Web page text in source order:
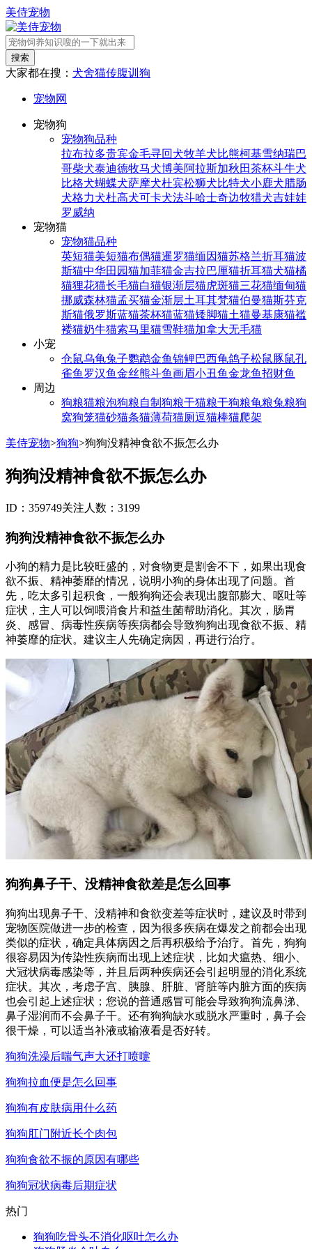
美侍宠物
搜索
大家都在搜： 犬舍猫传腹训狗
宠物网
宠物狗
宠物狗品种
拉布拉多贵宾金毛寻回犬牧羊犬比熊柯基雪纳瑞巴
哥柴犬泰迪德牧马犬博美阿拉斯加秋田茶杯斗牛犬
比格犬蝴蝶犬萨摩犬杜宾松狮犬比特犬小鹿犬腊肠
犬格力犬杜高犬可卡犬法斗哈士奇边牧猎犬吉娃娃
罗威纳
宠物猫
宠物猫品种
英短猫美短猫布偶猫暹罗猫缅因猫苏格兰折耳猫波
斯猫中华田园猫加菲猫金吉拉巴厘猫折耳猫犬猫橘
猫狸花猫长毛猫白猫银渐层猫虎斑猫三花猫缅甸猫
挪威森林猫孟买猫金渐层土耳其梵猫伯曼猫斯芬克
斯猫俄罗斯蓝猫茶杯猫蓝猫矮脚猫土猫曼基康猫褴
褛猫奶牛猫索马里猫雪鞋猫加拿大无毛猫
小宠
仓鼠乌龟兔子鹦鹉金鱼锦鲤巴西龟鸽子松鼠豚鼠孔
雀鱼 罗汉鱼金丝熊斗鱼画眉小丑鱼金龙鱼招财鱼
周边
狗粮猫粮泡狗粮自制狗粮干猫粮干狗粮龟粮兔粮狗
窝狗笼猫砂猫条猫薄荷猫厕逗猫棒猫爬架
美侍宠物>狗狗>狗狗没精神食欲不振怎么办
狗狗没精神食欲不振怎么办
ID：359749关注人数：3199
狗狗没精神食欲不振怎么办
小狗的精力是比较旺盛的，对食物更是割舍不下，如果出现食
欲不振、精神萎靡的情况，说明小狗的身体出现了问题。首
先，吃太多引起积食，一般狗狗还会表现出腹部膨大、呕吐等
症状，主人可以饲喂消食片和益生菌帮助消化。其次，肠胃
炎、感冒、病毒性疾病等疾病都会导致狗狗出现食欲不振、精
神萎靡的症状。建议主人先确定病因，再进行治疗。
狗狗鼻子干、没精神食欲差是怎么回事
狗狗出现鼻子干、没精神和食欲变差等症状时，建议及时带到
宠物医院做进一步的检查，因为很多疾病在爆发之前都会出现
类似的症状，确定具体病因之后再积极给予治疗。首先，狗狗
很容易因为传染性疾病而出现上述症状，比如犬瘟热、细小、
犬冠状病毒感染等，并且后两种疾病还会引起明显的消化系统
症状。其次，考虑子宫、胰腺、肝脏、肾脏等内脏方面的疾病
也会引起上述症状；您说的普通感冒可能会导致狗狗流鼻涕、
鼻子湿润而不会鼻子干。还有狗狗缺水或脱水严重时，鼻子会
很干燥，可以适当补液或输液看是否好转。
狗狗洗澡后喘气声大还打喷嚏
狗狗拉血便是怎么回事
狗狗有皮肤病用什么药
狗狗肛门附近长个肉包
狗狗食欲不振的原因有哪些
狗狗冠状病毒后期症状
热门
狗狗吃骨头不消化呕吐怎么办